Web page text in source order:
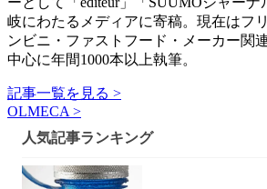
岐にわたるメディアに寄稿。現在はフ
ンビニ・ファストフード・メーカー関
中心に年間1000本以上執筆。
記事一覧を見る >
OLMECA >
人気記事ランキング